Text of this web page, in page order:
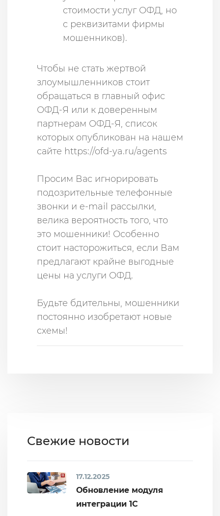
стоимости услуг ОФД, но
с реквизитами фирмы
мошенников).
Чтобы не стать жертвой
злоумышленников стоит
обращаться в главный офис
ОФД-Я или к доверенным
партнерам ОФД-Я, список
которых опубликован на нашем
сайте https://ofd-ya.ru/agents
Просим Вас игнорировать
подозрительные телефонные
звонки и e-mail рассылки,
велика вероятность того, что
это мошенники! Особенно
стоит насторожиться, если Вам
предлагают крайне выгодные
цены на услуги ОФД.
Будьте бдительны, мошенники
постоянно изобретают новые
схемы!
Свежие новости
17.12.2025
Обновление модуля
интеграции 1С